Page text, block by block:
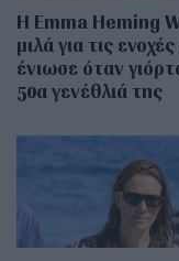
H Emma Heming
μιλά για τις
ένιωσε όταν
50α γενέθλιά της